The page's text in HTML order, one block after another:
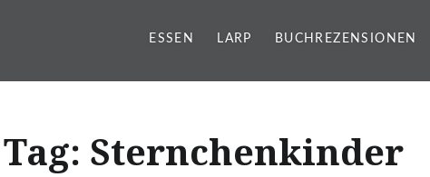
ESSEN LARP BUCHREZENSIONEN
Tag: Sternchenkinder